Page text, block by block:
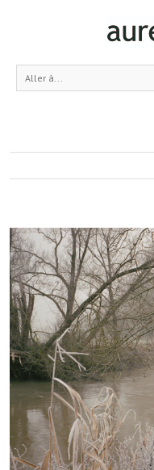
Aller à...